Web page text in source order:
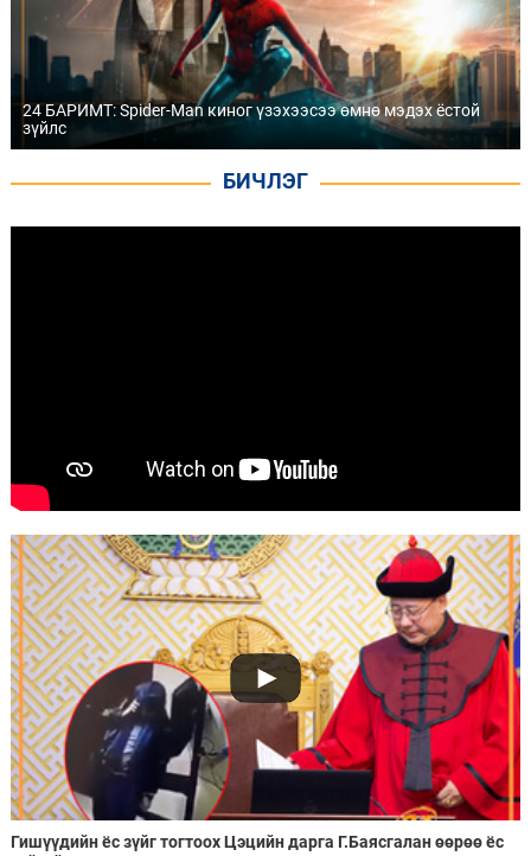
24 БАРИМТ: Spider-Man киног үзэхээсээ өмнө мэдэх ёстой
зүйлс
БИЧЛЭГ
Гишүүдийн ёс зүйг тогтоох Цэцийн дарга Г.Баясгалан өөрөө ёс